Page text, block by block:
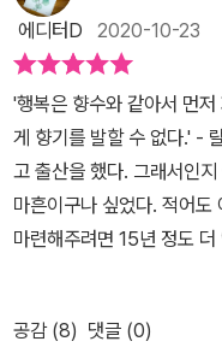
자나 성공을 기원하기 앞서
생각한다. 정말 쉽지 않아
었다. 앞으로 어떻게 살지?
떻게 살았는지를 돌아보게
닌 일기를 쓰고 있었는지
생에 대한 정리를 하게 되
되고 나면 그때야 보이기
는 방법이 책은 그런 책이다
다는 것이 무엇일까?아이
서도 아니고 오로지 나의 욕
에디터D 2020-10-23
'행복은 향수와 같아서 먼
게 향기를 발할 수 없다.' -
고 출산을 했다. 그래서인
마흔이구나 싶었다. 적어도
마련해주려면 15년 정도
여자는 무 슨 재미로 살까
시작한 것은 아니었지만 그
공감 (8) 댓글 (0)